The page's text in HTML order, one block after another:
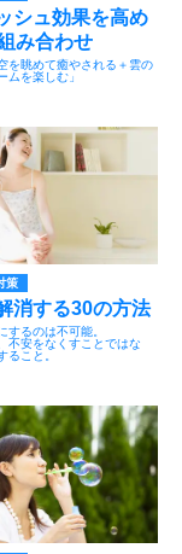
シュ効果を高め
み合わせ
を眺めて癒やされる＋雲の
ムを楽しむ」
策
消する30の方法
するのは不可能。
不安をなくすことではな
ること。